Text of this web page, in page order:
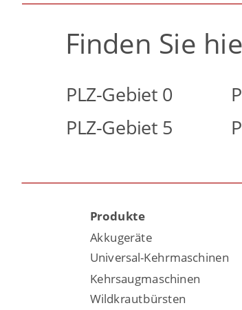
Finden Sie
PLZ-Gebiet 0
PLZ-Gebiet 5
Produkte
Akkugeräte
Universal-Kehrmaschinen
Kehrsaugmaschinen
Wildkrautbürsten